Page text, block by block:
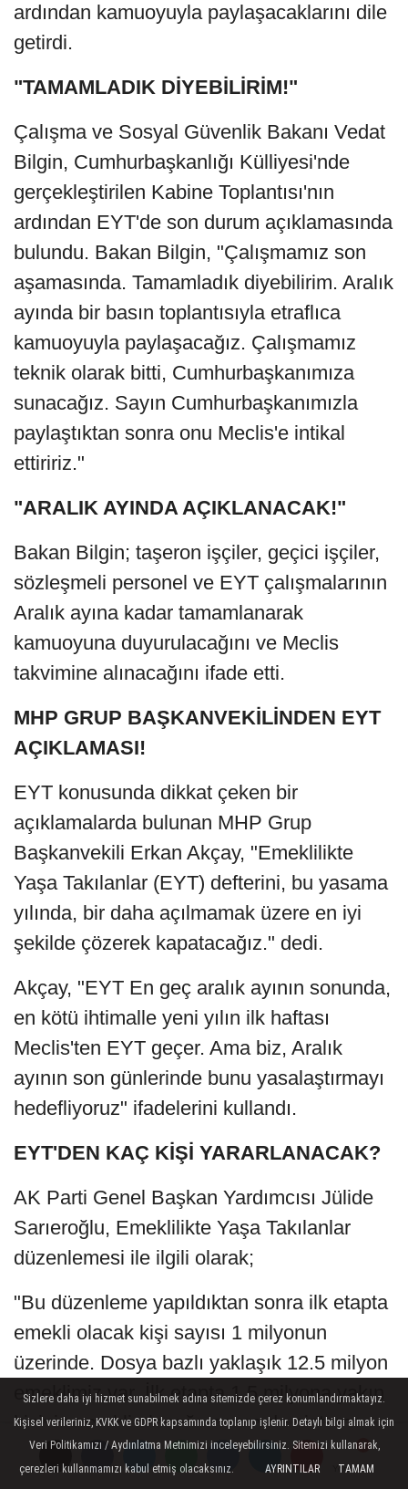
Yorumlar
Yorumlar
ardından kamuoyuyla paylaşacaklarını dile
getirdi.
"TAMAMLADIK DİYEBİLİRİM!"
Çalışma ve Sosyal Güvenlik Bakanı Vedat
Bilgin, Cumhurbaşkanlığı Külliyesi'nde
gerçekleştirilen Kabine Toplantısı'nın
ardından EYT'de son durum açıklamasında
bulundu. Bakan Bilgin, "Çalışmamız son
aşamasında. Tamamladık diyebilirim. Aralık
ayında bir basın toplantısıyla etraflıca
kamuoyuyla paylaşacağız. Çalışmamız
teknik olarak bitti, Cumhurbaşkanımıza
sunacağız. Sayın Cumhurbaşkanımızla
paylaştıktan sonra onu Meclis'e intikal
ettiririz."
"ARALIK AYINDA AÇIKLANACAK!"
Bakan Bilgin; taşeron işçiler, geçici işçiler,
sözleşmeli personel ve EYT çalışmalarının
Aralık ayına kadar tamamlanarak
kamuoyuna duyurulacağını ve Meclis
takvimine alınacağını ifade etti.
MHP GRUP BAŞKANVEKİLİNDEN EYT
AÇIKLAMASI!
EYT konusunda dikkat çeken bir
açıklamalarda bulunan MHP Grup
Başkanvekili Erkan Akçay, "Emeklilikte
Yaşa Takılanlar (EYT) defterini, bu yasama
yılında, bir daha açılmamak üzere en iyi
şekilde çözerek kapatacağız." dedi.
Akçay, "EYT En geç aralık ayının sonunda,
en kötü ihtimalle yeni yılın ilk haftası
Meclis'ten EYT geçer. Ama biz, Aralık
ayının son günlerinde bunu yasalaştırmayı
hedefliyoruz" ifadelerini kullandı.
EYT'DEN KAÇ KİŞİ YARARLANACAK?
AK Parti Genel Başkan Yardımcısı Jülide
Sarıeroğlu, Emeklilikte Yaşa Takılanlar
düzenlemesi ile ilgili olarak;
"Bu düzenleme yapıldıktan sonra ilk etapta
emekli olacak kişi sayısı 1 milyonun
üzerinde. Dosya bazlı yaklaşık 12.5 milyon
emeklimiz var. İlk etapta 1.5 milyona yakın
kişinin emekli olacağı, sonra da sisteme
girişin devam edeceği bir düzenleme
olacak.
Sizlere daha iyi hizmet sunabilmek adına sitemizde çerez konumlandırmaktayız.
Kişisel verileriniz, KVKK ve GDPR kapsamında toplanıp işlenir. Detaylı bilgi almak için
Veri Politikamızı / Aydınlatma Metnimizi inceleyebilirsiniz. Sitemizi kullanarak,
çerezleri kullanmamızı kabul etmiş olacaksınız.
AYRINTILAR TAMAM